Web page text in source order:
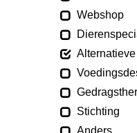
Webshop
Stichting
Anders